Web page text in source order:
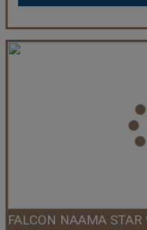
Falcon
Utazás
Ellátás:
Időpont: